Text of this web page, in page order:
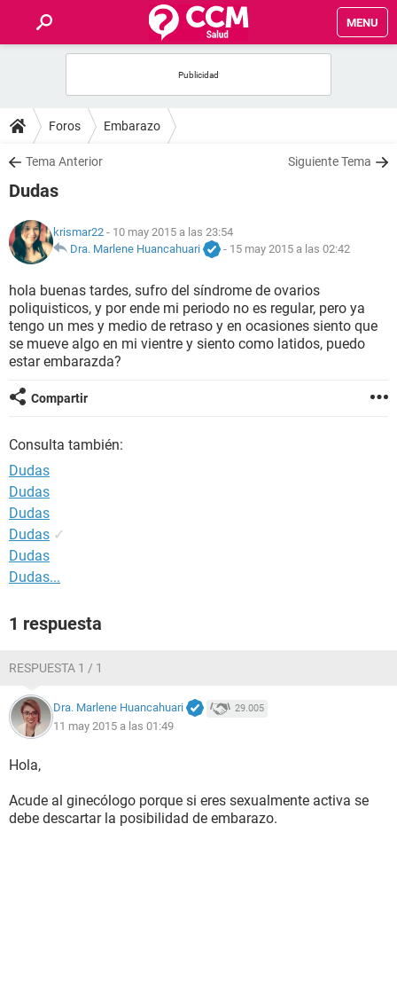
MENU
FOROS
SALUD
NUTRICIÓN
BIENESTAR
SEXUALIDAD
GLOSARIO
Foros Embarazo
Tema Anterior Siguiente Tema
Dudas
krismar22 - 10 may 2015 a las 23:54
Dra. Marlene Huancahuari
- 15 may 2015 a las 02:42
hola buenas tardes, sufro del síndrome de ovarios
poliquisticos, y por ende mi periodo no es regular, pero ya
tengo un mes y medio de retraso y en ocasiones siento que
se mueve algo en mi vientre y siento como latidos, puedo
estar embarazda?
Compartir
Consulta también:
Dudas
Dudas
Dudas
Dudas ✓
Dudas
Dudas...
1 respuesta
RESPUESTA 1 / 1
Dra. Marlene Huancahuari 29.005
11 may 2015 a las 01:49
Hola,
Acude al ginecólogo porque si eres sexualmente activa se
debe descartar la posibilidad de embarazo.